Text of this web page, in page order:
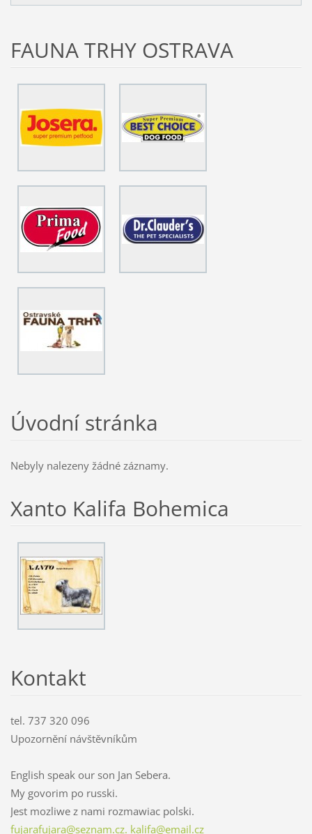
FAUNA TRHY OSTRAVA
Úvodní stránka
Nebyly nalezeny žádné záznamy.
Xanto Kalifa Bohemica
Kontakt
tel. 737 320 096
Upozornění návštěvníkům
English speak our son Jan Sebera.
My govorim po russki.
Jest mozliwe z nami rozmawiac polski.
fujarafujara@seznam.cz. kalifa@email.cz